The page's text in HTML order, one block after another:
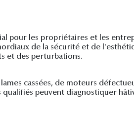
pour les propriétaires et les
de la sécurité et de
et des perturbations.
cassées, de moteurs
qualifiés peuvent diagnostiquer